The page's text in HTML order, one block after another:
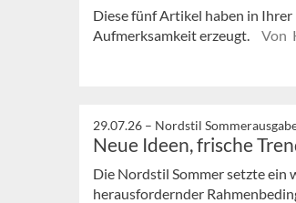
Diese fünf Artikel haben in
Aufmerksamkeit erzeugt.
Von
29.07.26 – Nordstil
Neue Ideen, frische
Die Nordstil Sommer setzte ein
herausfordernder